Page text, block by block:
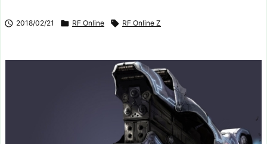
 2018/02/21  RF Online  RF Online Z